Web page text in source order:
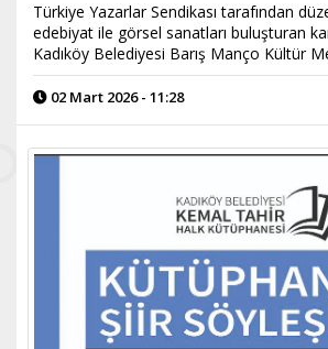
Türkiye Yazarlar Sendikası tarafından
edebiyat ile görsel sanatları buluşturan
Kadıköy Belediyesi Barış Manço Kültür
02 Mart 2026 - 11:28